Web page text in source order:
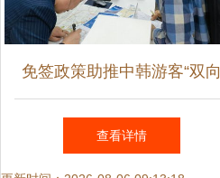
免签政策助推中韩游客“双向
奔赴”升温，信息咨询服务迎
查看详情